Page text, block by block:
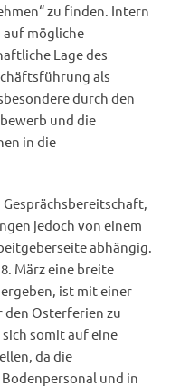
zu finden. Intern
auf mögliche
Lage des
als
durch den
und die
in die
jedoch von einem
abhängig.
März eine breite
ist mit einer
Osterferien zu
sich somit auf eine
da die
und in